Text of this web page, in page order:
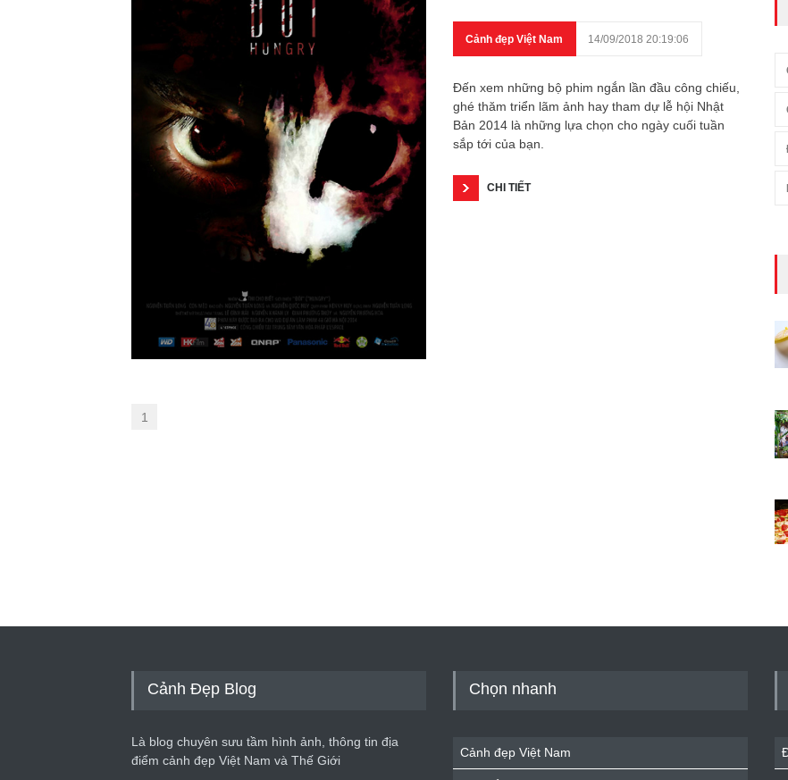
Cảnh đẹp Việt Nam 14/09/2018 20:19:06
Đến xem những bộ phim ngắn lần đầu công chiếu,
ghé thăm triển lãm ảnh hay tham dự lễ hội Nhật
Bản 2014 là những lựa chọn cho ngày cuối tuần
sắp tới của bạn.
CHI TIẾT
1
Cảnh Đẹp Blog
Là blog chuyên sưu tầm hình ảnh, thông tin địa
điểm cảnh đẹp Việt Nam và Thế Giới
Chọn nhanh
Cảnh đẹp Việt Nam